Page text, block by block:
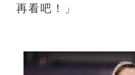
再看吧！」